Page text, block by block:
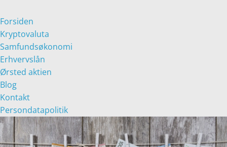
Forsiden
Kryptovaluta
Samfundsøkonomi
Erhvervslån
Ørsted aktien
Blog
Kontakt
Persondatapolitik